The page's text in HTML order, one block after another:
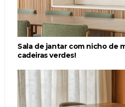
Sala de jantar com nicho de
cadeiras verdes!